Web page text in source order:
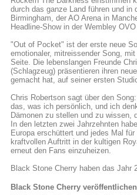
durch das ganze Land führen und in
Birmingham, der AO Arena in
Headline-Show in der Wembley
"Out of Pocket" ist der erste neue
emotionaler, mitreissender Song,
Seite. Die lebenslangen Freunde
(Schlagzeug) präsentieren ihren
gemacht hat, auf seiner ersten
Chris Robertson sagt über den
das, was ich persönlich, und ich
Dämonen zu stellen und zu wissen,
In den letzten zwei Jahrzehnten
Europa erschüttert und jedes Mal
kraftvollen Auftritt in der kultigen
erneut den Fans einzuheizen.
Black Stone Cherry haben das
Black Stone Cherry